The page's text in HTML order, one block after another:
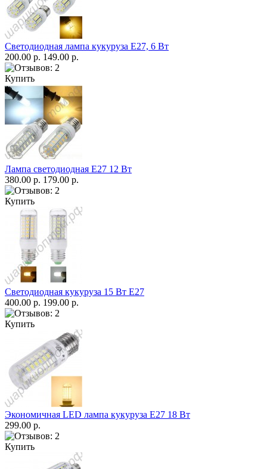
Светодиодная лампа кукуруза Е27, 6 Вт
200.00 р. 149.00 р.
Купить
Лампа светодиодная Е27 12 Вт
380.00 р. 179.00 р.
Купить
Светодиодная кукуруза 15 Вт E27
400.00 р. 199.00 р.
Купить
Экономичная LED лампа кукуруза Е27 18 Вт
299.00 р.
Купить